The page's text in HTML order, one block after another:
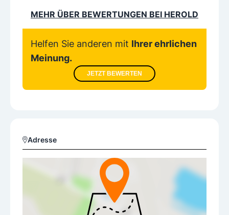
MEHR ÜBER BEWERTUNGEN BEI HEROLD
Helfen Sie anderen mit Ihrer ehrlichen
Meinung.
JETZT BEWERTEN
Adresse